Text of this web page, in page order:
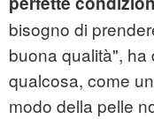
bisogno di
buona qualità", ha
qualcosa, come
modo della pelle